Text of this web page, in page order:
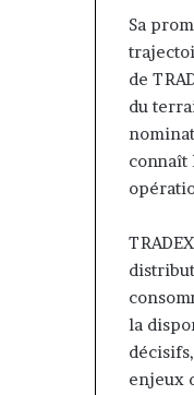
Sa
de
du
connaît
la
enjeux